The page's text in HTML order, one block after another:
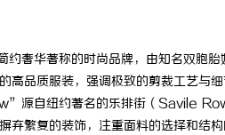
约奢华著称的时尚品牌，由知名双胞
高品质服装，强调极致的剪裁工艺与
源自纽约著名的乐排街（Savile
弃繁复的装饰，注重面料的选择和结